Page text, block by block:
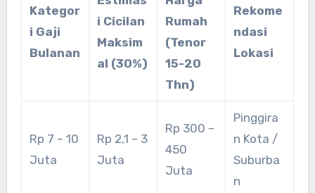
Kategor
i Gaji
Bulanan
i Cicilan
Maksim
al (30%)
Rumah
(Tenor
15-20
Thn)
Rekome
ndasi
Lokasi
Rp 7 – 10
Juta
Rp 2,1 – 3
Juta
Rp 300 –
450
Juta
Pinggira
n Kota /
Suburba
n